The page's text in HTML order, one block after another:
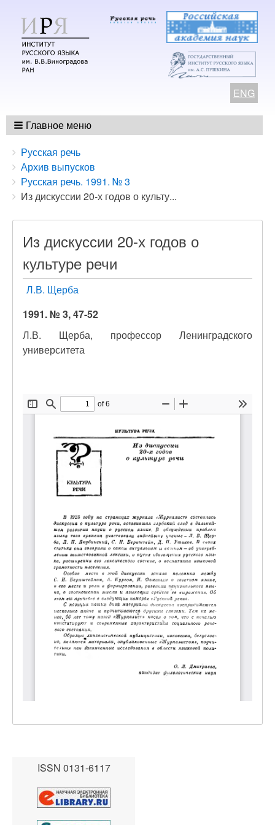
ENG
Главное меню
Breadcrumbs
You
are
here:
Русская речь
Архив выпусков
Русская речь. 1991. № 3
Из дискуссии 20-х годов о культу...
Из дискуссии 20-х годов о
культуре речи
Л.В. Щерба
1991. № 3, 47-52
Л.В. Щерба, профессор Ленинградского
университета
ISSN 0131-6117